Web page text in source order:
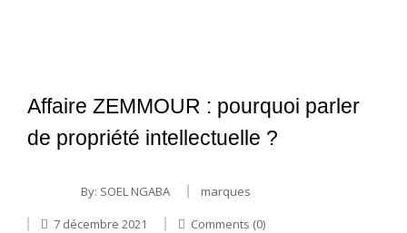
Affaire ZEMMOUR : pourquoi parler
de propriété intellectuelle ?
By: SOEL NGABA
marques
7 décembre 2021
Comments (0)